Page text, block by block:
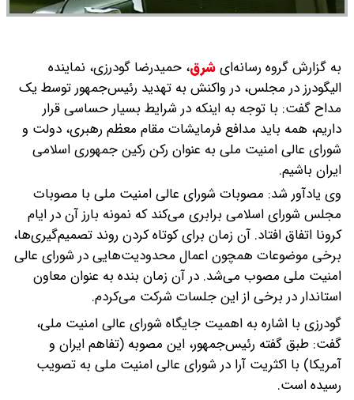
به گزارش گروه رسانه‌ایشرق، حمیدرضا گودرزی، نماینده
الیگودرز در مجلس، در واکنش به تهدید رئیس‌جمهور توسط یک
مداح گفت: با توجه به اینکه در شرایط بسیار حساسی قرار
داریم، همه باید مدافع فرمایشات مقام معظم رهبری، دولت و
شورای عالی امنیت ملی به عنوان رکن رکین جمهوری اسلامی
ایران باشیم.
وی یادآور شد: مصوبات شورای عالی امنیت ملی با مصوبات
مجلس شورای اسلامی برابری می‌کند که نمونه بارز آن در ایام
کرونا اتفاق افتاد. آن زمان برای کوتاه کردن روند تصمیم‌گیری‌ها،
برخی موضوعات همچون اعمال محدودیت‌هایی در شورای عالی
امنیت ملی مصوب می‌شد. در آن زمان بنده به عنوان معاون
استاندار در برخی از این جلسات شرکت می‌کردم.
گودرزی با اشاره به اهمیت جایگاه شورای عالی امنیت ملی،
گفت: طبق گفته رئیس‌جمهور، این مصوبه (تفاهم ایران و
آمریکا) با اکثریت آرا در شورای عالی امنیت ملی به تصویب
رسیده است.